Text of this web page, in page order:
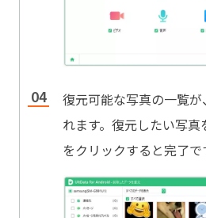
復元可能な写真の一覧
れます。復元したい写真
をクリックすると完了で